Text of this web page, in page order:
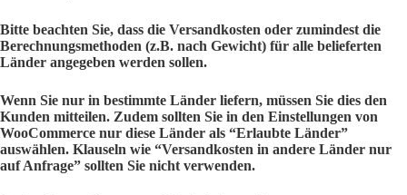
Bitte beachten Sie, dass die Versandkosten oder zumindest die
Berechnungsmethoden (z.B. nach Gewicht) für alle belieferten
Länder angegeben werden sollen.
Wenn Sie nur in bestimmte Länder liefern, müssen Sie dies den
Kunden mitteilen. Zudem sollten Sie in den Einstellungen von
WooCommerce nur diese Länder als “Erlaubte Länder”
auswählen. Klauseln wie “Versandkosten in andere Länder nur
auf Anfrage” sollten Sie nicht verwenden.